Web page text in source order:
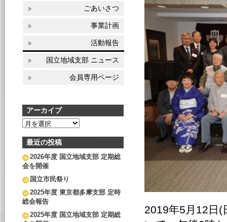
2019年5月12日(
ごあいさつ
事業計画
活動報告
国立地域支部 ニュース
会員専用ページ
アーカイブ
ア
カ
イ
ブ
最近の投稿
2026年度 国立地域支部 定期総
会を開催
国立市民祭り
2025年度 東京都多摩支部 定時
総会報告
2025年度 国立地域支部 定期総